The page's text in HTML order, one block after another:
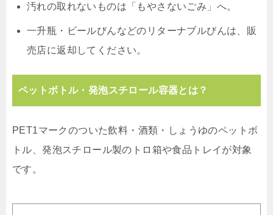
汚れの取れないものは「もやさないごみ」へ。
一升瓶・ビールびんなどのリターナブルびんは、販
売店に返却してください。
ペットボトル・発泡スチロール容器とは？
PET1マークのついた飲料・酒類・しょうゆのペットボ
トル、発泡スチロール製のトロ箱や食品トレイが対象
です。